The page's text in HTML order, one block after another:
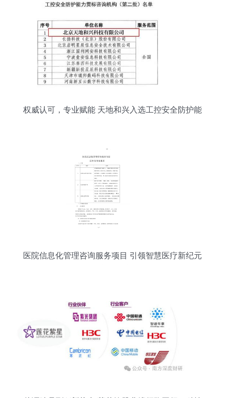
权威认可，专业赋能 天地和兴入选工控安全防护能
医院信息化管理咨询服务项目 引领智慧医疗新纪元